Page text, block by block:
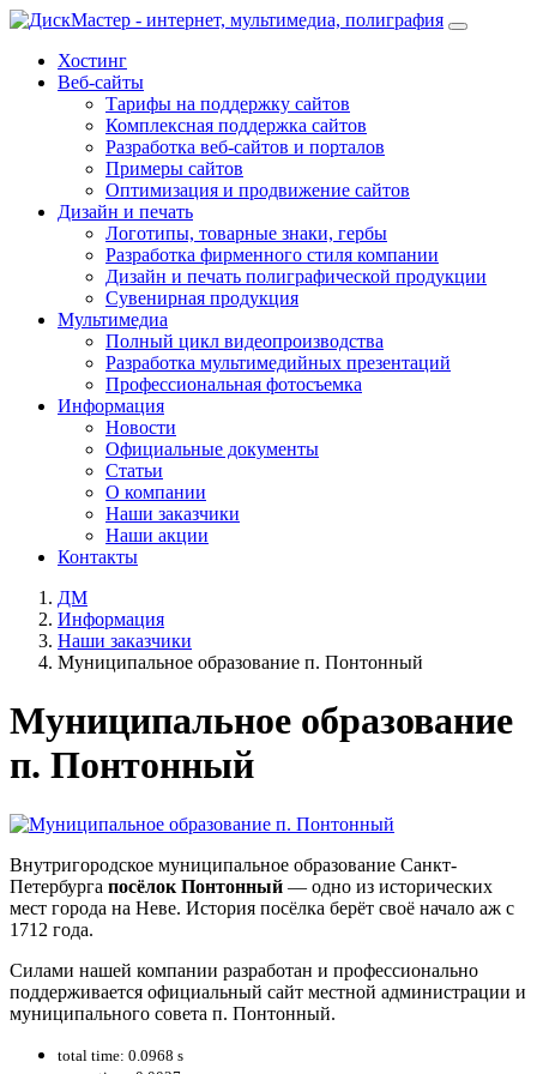
Хостинг
Веб-сайты
Тарифы на поддержку сайтов
Комплексная поддержка сайтов
Разработка веб-сайтов и порталов
Примеры сайтов
Оптимизация и продвижение сайтов
Дизайн и печать
Логотипы, товарные знаки, гербы
Разработка фирменного стиля компании
Дизайн и печать полиграфической продукции
Сувенирная продукция
Мультимедиа
Полный цикл видеопроизводства
Разработка мультимедийных презентаций
Профессиональная фотосъемка
Информация
Новости
Официальные документы
Статьи
О компании
Наши заказчики
Наши акции
Контакты
ДМ
Информация
Наши заказчики
Муниципальное образование п. Понтонный
Муниципальное образование
п. Понтонный
Внутригородское муниципальное образование Санкт-
Петербурга посёлок Понтонный — одно из исторических
мест города на Неве. История посёлка берёт своё начало аж с
1712 года.
Силами нашей компании разработан и профессионально
поддерживается официальный сайт местной администрации и
муниципального совета п. Понтонный.
total time: 0.0968 s